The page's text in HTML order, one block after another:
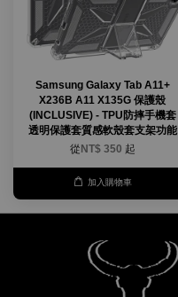
Samsung Galaxy Tab A11+
X236B A11 X135G 保護殼
(INCLUSIVE) - TPU防摔手機套
透明保護套質感軟殼套支架功能
從NT$ 350 起
加入購物車